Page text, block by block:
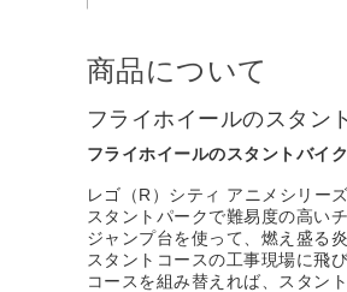
商品について
フライホイールのスタン
フライホイールのスタントバイ
レゴ（R）シティ アニメシリー
スタントパークで難易度の高い
ジャンプ台を使って、燃え盛る
スタントコースの工事現場に飛
コースを組み替えれば、スタン